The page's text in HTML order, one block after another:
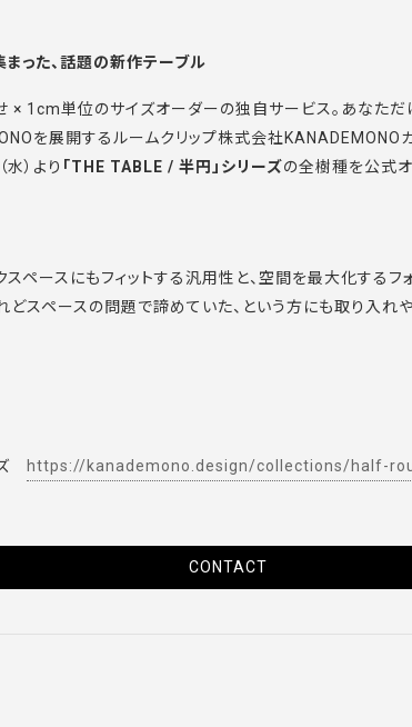
った、話題の新作テーブル
1cm単位のサイズオーダーの独自サービス。あなただ
を展開するルームクリップ株式会社KANADEMONO
）より 「THE TABLE / 半円」シリーズの全樹種を公式
ペースにもフィットする汎用性と、空間を最大化するフ
スペースの問題で諦めていた、という方にも取り入れや
https://kanademono.design/collections/half-
CONTACT